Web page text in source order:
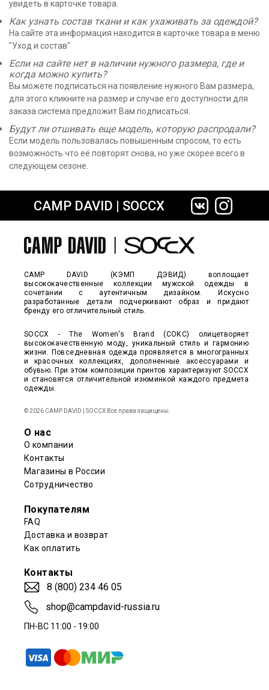
увидеть в карточке товара.
Как узнать состав ткани и как ухаживать за одеждой?
На сайте эта информация находится в карточке товара в меню
"Уход и состав"
Если на сайте нет в наличии нужного размера, где и
когда можно купить?
Вы можете подписаться на появление нужного Вам размера,
для этого кликните на размер и случае его доступности для
заказа система предложит Вам подписаться.
Будут ли отшивать еще модель, которую распродали?
Если модель пользовалась повышенным спросом, то есть
возможность что её повторят снова, но уже скорее всего в
следующем сезоне.
CAMP DAVID | SOCCX
CAMP DAVID (КЭМП ДЭВИД) воплощает
высококачественные коллекции мужской одежды в
сочетании с аутентичным дизайном. Искусно
разработанные детали подчеркивают образ и придают
бренду его отличительный стиль.
SOCCX - The Women's Brand (СОКС) олицетворяет
высококачественную моду, уникальный стиль и гармонию
жизни. Повседневная одежда проявляется в многогранных
и красочных коллекциях, дополненные аксессуарами и
обувью. При этом композиции принтов характеризуют SOCCX
и становятся отличительной изюминкой каждого предмета
одежды.
© 2026 CAMP DAVID | SOCCX Все права защищены
О нас
О компании
Контакты
Магазины в России
Сотрудничество
Покупателям
FAQ
Доставка и возврат
Как оплатить
Контакты
8 (800) 234 46 05
shop@campdavid-russia.ru
ПН-ВС 11:00 - 19:00